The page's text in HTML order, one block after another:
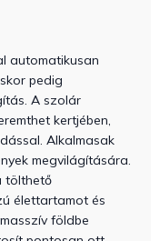
automatikusan
pedig
A szolár
kertjében,
Alkalmasak
megvilágítására.
tölthető
élettartamot és
földbe